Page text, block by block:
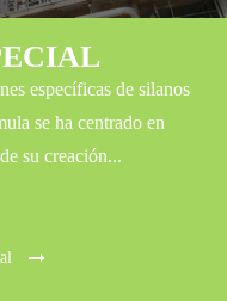
específicas de silanos
se ha centrado en
su creación...